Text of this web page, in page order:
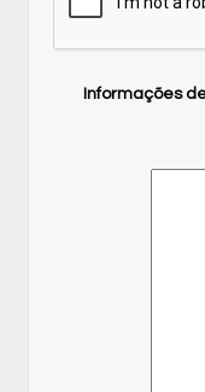
Informações